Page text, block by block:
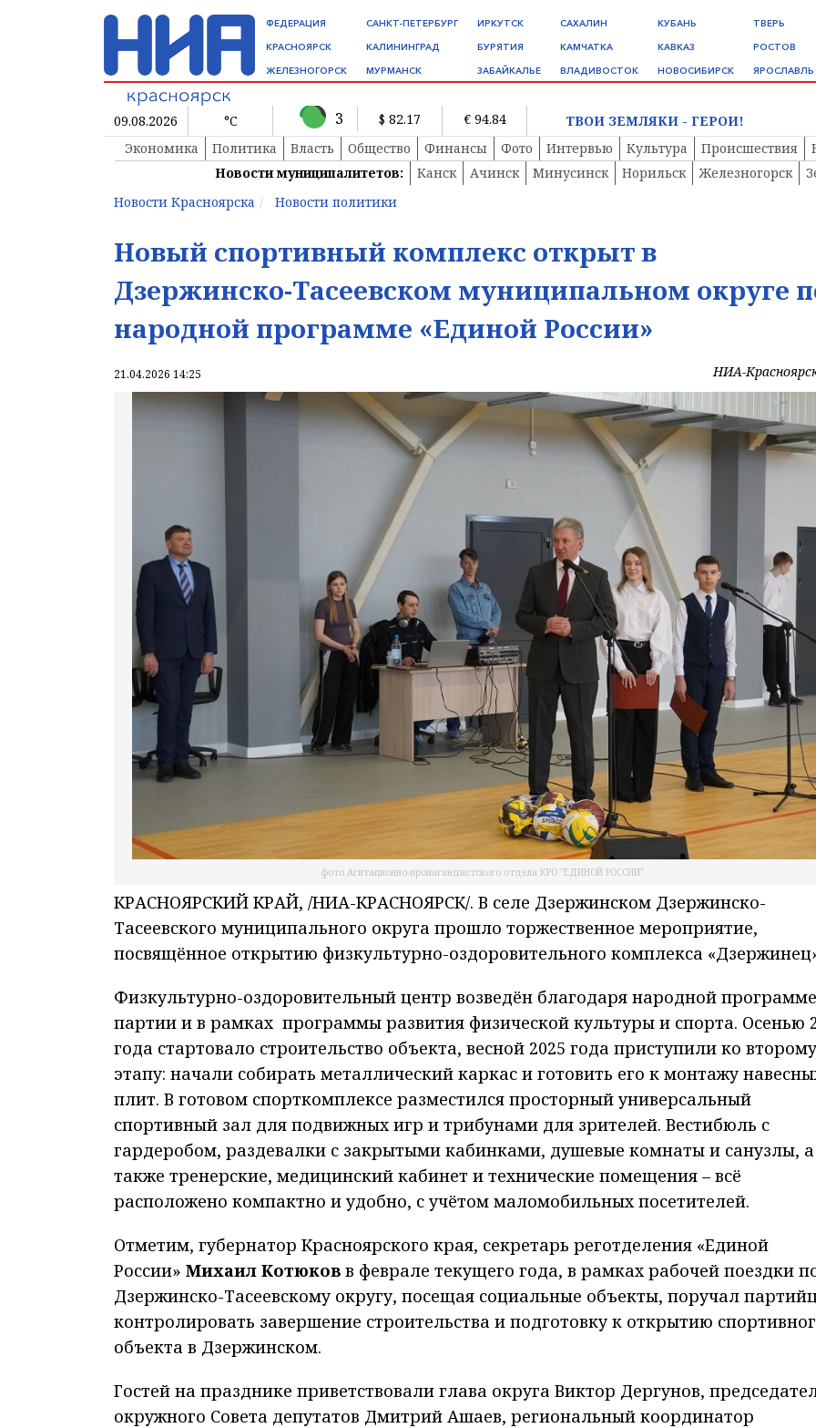
ФЕДЕРАЦИЯ
КРАСНОЯРСК
ЖЕЛЕЗНОГОРСК
САНКТ-ПЕТЕРБУРГ
КАЛИНИНГРАД
МУРМАНСК
ИРКУТСК
БУРЯТИЯ
ЗАБАЙКАЛЬЕ
САХАЛИН
КАМЧАТКА
ВЛАДИВОСТОК
КУБАНЬ
КАВКАЗ
НОВОСИБИРСК
ТВЕРЬ
РОСТОВ
ЯРОСЛАВЛЬ
09.08.2026 °C 3 $ 82.17 € 94.84
ТВОИ ЗЕМЛЯКИ - ГЕРОИ!
Экономика
Политика Власть Общество Финансы Фото Интервью Культура Происшествия
Новости муниципалитетов:
Канск Ачинск Минусинск Норильск Железногорск
Новости Красноярска
Новости политики
Новый спортивный комплекс открыт в
Дзержинско-Тасеевском муниципальном округе
народной программе «Единой России»
21.04.2026 14:25 НИА-
фото Агитационно-пропагандистского отдела КРО "ЕДИНОЙ РОССИИ"
КРАСНОЯРСКИЙ КРАЙ, /НИА-КРАСНОЯРСК/. В селе Дзержинском Дзержинско-
Тасеевского муниципального округа прошло торжественное мероприятие,
посвящённое открытию физкультурно-оздоровительного комплекса
Физкультурно-оздоровительный центр возведён благодаря народной программе
партии и в рамках программы развития физической культуры и спорта. Осенью
года стартовало строительство объекта, весной 2025 года приступили ко второму
этапу: начали собирать металлический каркас и готовить его к монтажу
плит. В готовом спорткомплексе разместился просторный универсальный
спортивный зал для подвижных игр и трибунами для зрителей. Вестибюль с
гардеробом, раздевалки с закрытыми кабинками, душевые комнаты и санузлы, а
также тренерские, медицинский кабинет и технические помещения – всё
расположено компактно и удобно, с учётом маломобильных посетителей.
Отметим, губернатор Красноярского края, секретарь реготделения «Единой
России» Михаил Котюков в феврале текущего года, в рамках рабочей поездки
Дзержинско-Тасеевскому округу, посещая социальные объекты, поручал
контролировать завершение строительства и подготовку к открытию
объекта в Дзержинском.
Гостей на празднике приветствовали глава округа Виктор Дергунов,
окружного Совета депутатов Дмитрий Ашаев, региональный координатор